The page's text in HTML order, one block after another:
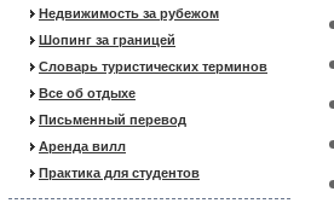
Недвижимость за рубежом
Шопинг за границей
Словарь туристических терминов
Все об отдыхе
Письменный перевод
Аренда вилл
Практика для студентов